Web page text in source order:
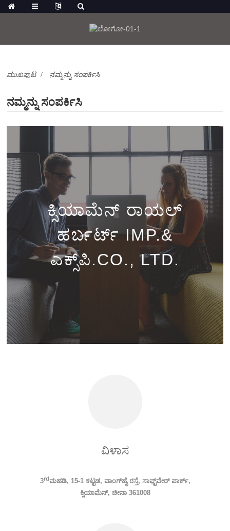
ಮುಖಪುಟ ನಮ್ಮನ್ನು ಸಂಪರ್ಕಿಸಿ
ನಮ್ಮನ್ನು ಸಂಪರ್ಕಿಸಿ
ಕ್ಸಿಯಾಮೆನ್ ರಾಯಲ್
ಹರ್ಬರ್ಟ್ IMP.&
ಎಕ್ಸ್‌ಪಿ.CO., LTD.
ವಿಳಾಸ
3rdಮಹಡಿ, 15-1 ಕಟ್ಟಡ, ವಾಂಗ್‌ಹೈ ರಸ್ತೆ, ಸಾಫ್ಟ್‌ವೇರ್ ಪಾರ್ಕ್,
ಕ್ಸಿಯಾಮೆನ್, ಚೀನಾ 361008